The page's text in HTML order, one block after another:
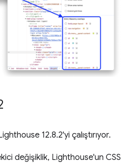
12.8.2'yi çalıştırıyor.
değişiklik, Lighthouse'un CSS